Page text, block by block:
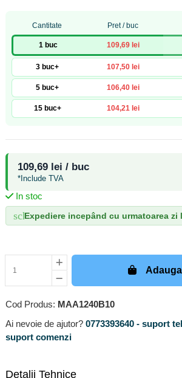
Cantitate Pret / buc
1 buc 109,69 lei
3 buc+ 107,50 lei
5 buc+ 106,40 lei
15 buc+ 104,21 lei
109,69 lei / buc
*Include TVA
In stoc
schedule
Expediere incepând cu urmatoarea zi
Cod Produs: MAA1240B10
Ai nevoie de ajutor? 0773393640 - suport
suport comenzi
Detalii Tehnice